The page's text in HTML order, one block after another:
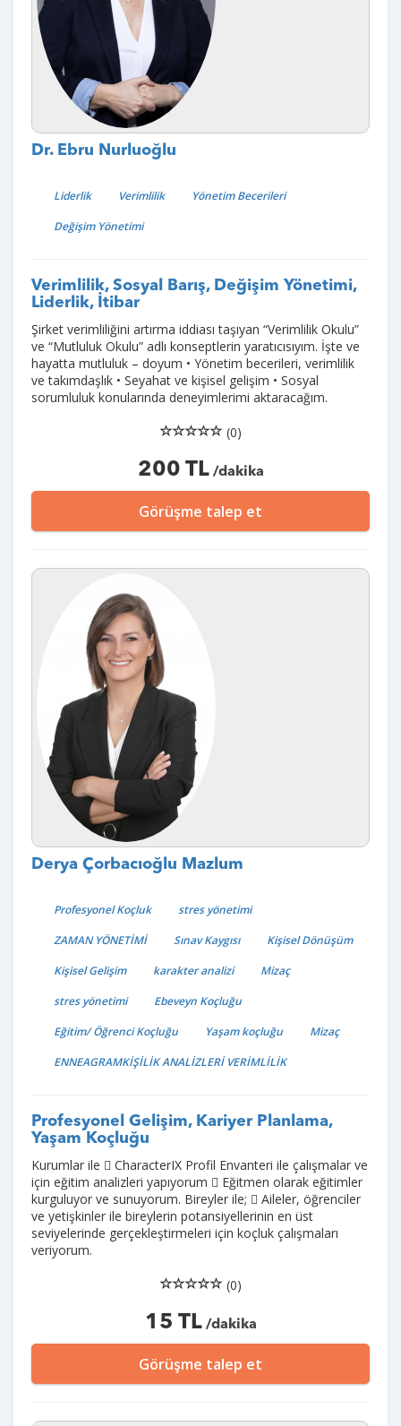
Dr. Ebru Nurluoğlu
Liderlik Verimlilik
Yönetim Becerileri
Değişim Yönetimi
Verimlilik, Sosyal Barış, Değişim Yönetimi,
Liderlik, İtibar
Şirket verimliliğini artırma iddiası taşıyan “Verimlilik Okulu”
ve “Mutluluk Okulu” adlı konseptlerin yaratıcısıyım. İşte ve
hayatta mutluluk – doyum • Yönetim becerileri, verimlilik
ve takımdaşlık • Seyahat ve kişisel gelişim • Sosyal
sorumluluk konularında deneyimlerimi aktaracağım.
(0)
200 TL/dakika
Görüşme talep et
Derya Çorbacıoğlu Mazlum
Profesyonel Koçluk
stres yönetimi
ZAMAN YÖNETİMİ
Sınav Kaygısı
Kişisel Dönüşüm
Kişisel Gelişim
karakter analizi
Mizaç
stres yönetimi
Ebeveyn Koçluğu
Eğitim/ Öğrenci Koçluğu
Yaşam koçluğu
Mizaç
ENNEAGRAMKİŞİLİK ANALİZLERİ VERİMLİLİK
Profesyonel Gelişim, Kariyer Planlama,
Yaşam Koçluğu
Kurumlar ile  CharacterIX Profil Envanteri ile çalışmalar ve
için eğitim analizleri yapıyorum  Eğitmen olarak eğitimler
kurguluyor ve sunuyorum. Bireyler ile;  Aileler, öğrenciler
ve yetişkinler ile bireylerin potansiyellerinin en üst
seviyelerinde gerçekleştirmeleri için koçluk çalışmaları
veriyorum.
(0)
15 TL/dakika
Görüşme talep et